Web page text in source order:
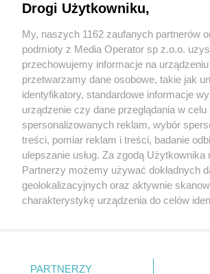
Wydawca mediówlokalnych
Nie zapomnij
zapoznać się z:
polityką prywatności
Twojemiasto
Piekary Śląskie
Chorzów
Tarnowskie Góry
Gliwice
Skontakuj
Kontakt
Redakcja
Newsletter
Drogi Użytkowniku,
My, naszych 1162 zaufanych partnerów
podmioty z Media Operator sp z.o.o.
przechowujemy informacje na
przetwarzamy dane osobowe, takie jak
identyfikatory, standardowe informacje
urządzenie czy dane przeglądania w celu
spersonalizowanych reklam, wybór
treści, pomiar reklam i treści, badanie
ulepszanie usług. Za zgodą Użytkownika
Partnerzy możemy używać dokładnych
geolokalizacyjnych oraz aktywnie
charakterystykę urządzenia do celów
zmienić/wycofać klikając przycisk
PARTNERZY